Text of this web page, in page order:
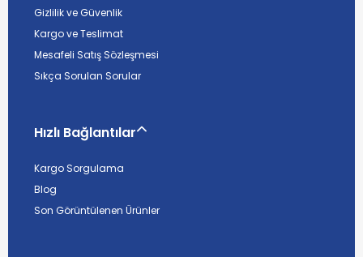
Gizlilik ve Güvenlik
Kargo ve Teslimat
Mesafeli Satış Sözleşmesi
Sıkça Sorulan Sorular
Hızlı Bağlantılar
Kargo Sorgulama
Blog
Son Görüntülenen Ürünler